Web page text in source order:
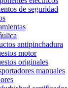
de seguridad
antipinchadura
motor
originales
manuales